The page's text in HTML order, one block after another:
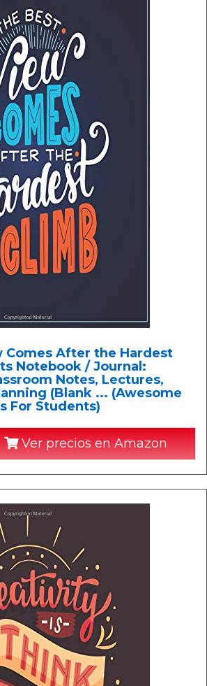
Comes After the Hardest
Notebook / Journal:
Notes, Lectures,
(Blank ... (Awesome
For Students)
Ver precios en Amazon